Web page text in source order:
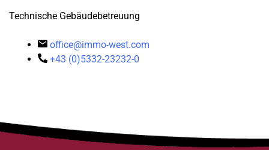
Technische Gebäudebetreuung
office@immo-west.com
+43 (0)5332-23232-0